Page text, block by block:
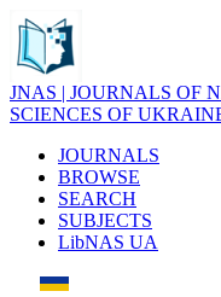
JNAS | JOURNALS OF
SCIENCES OF
JOURNALS
BROWSE
SEARCH
SUBJECTS
LibNAS UA